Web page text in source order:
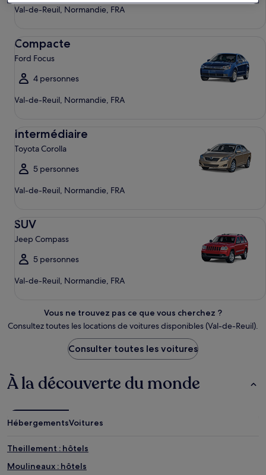
Val-de-Reuil, Normandie, FRA
Compacte
Ford Focus
4 personnes
Val-de-Reuil, Normandie, FRA
Intermédiaire
Toyota Corolla
5 personnes
Val-de-Reuil, Normandie, FRA
SUV
Jeep Compass
5 personnes
Val-de-Reuil, Normandie, FRA
Vous ne trouvez pas ce que vous cherchez ?
Consultez toutes les locations de voitures disponibles (Val-de-Reuil).
Consulter toutes les voitures
À la découverte du monde
HébergementsVoitures
Theillement : hôtels
Moulineaux : hôtels